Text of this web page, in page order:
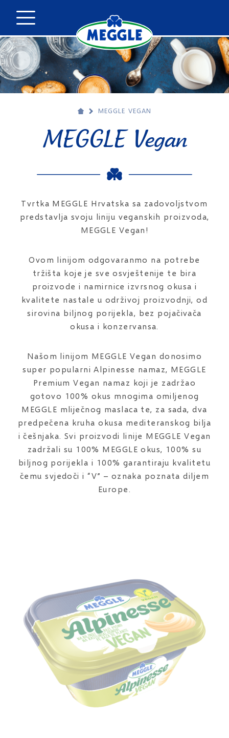
MEGGLE VEGAN
MEGGLE Vegan
Tvrtka MEGGLE Hrvatska sa zadovoljstvom
predstavlja svoju liniju veganskih proizvoda,
MEGGLE Vegan!
Ovom linijom odgovaranmo na potrebe
tržišta koje je sve osvještenije te bira
proizvode i namirnice izvrsnog okusa i
kvalitete nastale u održivoj proizvodnji, od
sirovina biljnog porijekla, bez pojačivača
okusa i konzervansa.
Našom linijom MEGGLE Vegan donosimo
super popularni Alpinesse namaz, MEGGLE
Premium Vegan namaz koji je zadržao
gotovo 100% okus mnogima omiljenog
MEGGLE mliječnog maslaca te, za sada, dva
predpečena kruha okusa mediteranskog bilja
i češnjaka. Svi proizvodi linije MEGGLE Vegan
zadržali su 100% MEGGLE okus, 100% su
biljnog porijekla i 100% garantiraju kvalitetu
čemu svjedoči i “V” – oznaka poznata diljem
Europe.